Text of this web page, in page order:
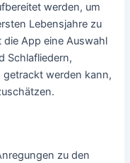
werden, um
Lebensjahre zu
App eine Auswahl
Schlafliedern,
getrackt werden kann,
zu den